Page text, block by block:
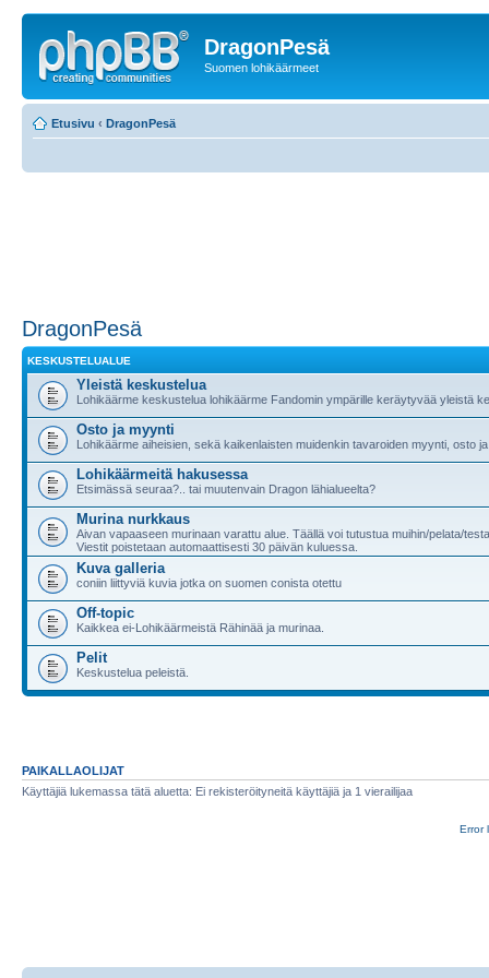
DragonPesä
Suomen lohikäärmeet
Etusivu ‹ DragonPesä
DragonPesä
KESKUSTELUALUE
Yleistä keskustelua
Lohikäärme keskustelua lohikäärme Fandomin ympärille keräytyvää yleistä
Osto ja myynti
Lohikäärme aiheisien, sekä kaikenlaisten muidenkin tavaroiden myynti, osto
Lohikäärmeitä hakusessa
Etsimässä seuraa?.. tai muutenvain Dragon lähialueelta?
Murina nurkkaus
Aivan vapaaseen murinaan varattu alue. Täällä voi tutustua muihin/pelata/
Viestit poistetaan automaattisesti 30 päivän kuluessa.
Kuva galleria
coniin liittyviä kuvia jotka on suomen conista otettu
Off-topic
Kaikkea ei-Lohikäärmeistä Rähinää ja murinaa.
Pelit
Keskustelua peleistä.
PAIKALLAOLIJAT
Käyttäjiä lukemassa tätä aluetta: Ei rekisteröityneitä käyttäjiä ja 1 vierailijaa
Error